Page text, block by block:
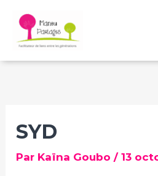
contenu
SYD
Par Kaïna Goubo/13